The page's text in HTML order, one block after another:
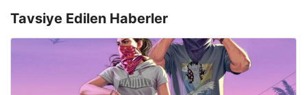
Tavsiye Edilen Haberler